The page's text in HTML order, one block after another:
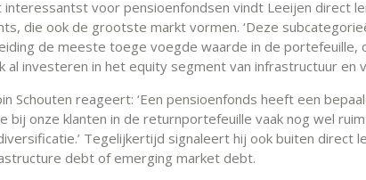
interessantst voor pensioenfondsen vindt Leeijen direct
die ook de grootste markt vormen. ‘Deze
de meeste toege voegde waarde in de portefeuille,
al investeren in het equity segment van infrastructuur en
Schouten reageert: ‘Een pensioenfonds heeft een
bij onze klanten in de returnportefeuille vaak nog wel
Tegelijkertijd signaleert hij ook buiten direct
debt of emerging market debt.